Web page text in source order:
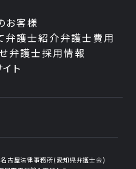
お客様
弁護士紹介弁護士費用
弁護士採用情報
ト
名古屋法律事務所(愛知県弁護士会)